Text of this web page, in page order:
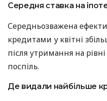
Середня ставка на
Середньозважена
кредитами у квітні
після утримання на
поспіль.
Де видали найбільше